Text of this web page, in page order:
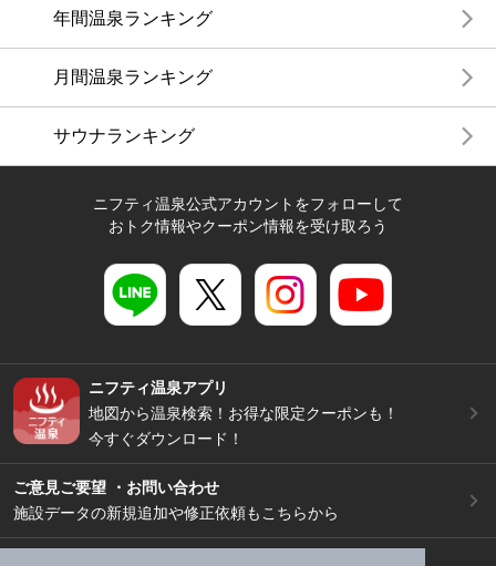
年間温泉ランキング
月間温泉ランキング
サウナランキング
ニフティ温泉公式アカウントをフォローして
おトク情報やクーポン情報を受け取ろう
ニフティ温泉アプリ
地図から温泉検索！お得な限定クーポンも！
今すぐダウンロード！
ご意見ご要望 ・お問い合わせ
施設データの新規追加や修正依頼もこちらから